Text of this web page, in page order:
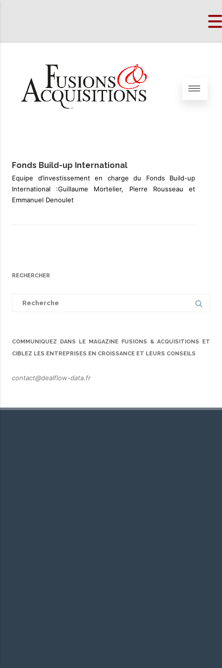
Fonds Build-up International
Equipe d’investissement en charge du Fonds Build-up
International :Guillaume Mortelier, Pierre Rousseau et
Emmanuel Denoulet
RECHERCHER
COMMUNIQUEZ DANS LE MAGAZINE FUSIONS & ACQUISITIONS ET
CIBLEZ LES ENTREPRISES EN CROISSANCE ET LEURS CONSEILS
contact@dealflow-data.fr